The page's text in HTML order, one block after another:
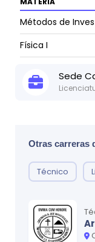
Métodos de
Física I
Gráficas de
Ciclo3
MATERIA
Matemática III
Estática
Sede
Ciclo1
MATERIA
Introducción a
Gráficas de
Matemática I
Otras carreras
Técnico